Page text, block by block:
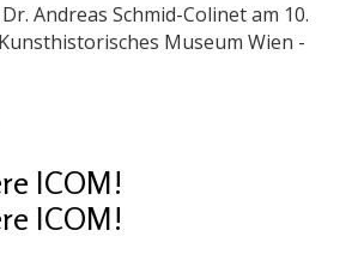
Andreas Schmid-Colinet am 10.
Museum Wien -
ICOM!
ICOM!